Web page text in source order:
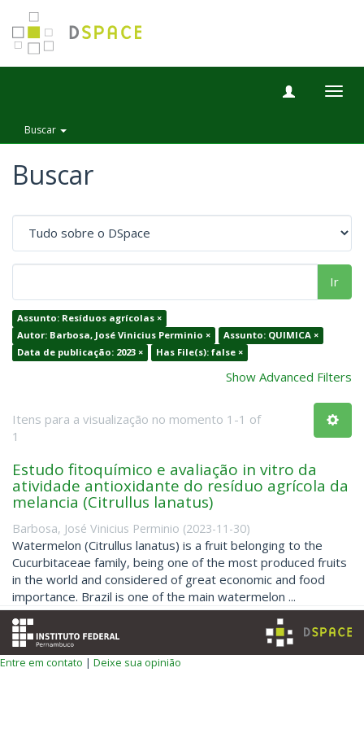
Buscar
Buscar
Ir
Assunto: Resíduos agrícolas ×
Autor: Barbosa, José Vinicius Perminio ×
Assunto: QUIMICA ×
Data de publicação: 2023 ×
Has File(s): false ×
Show Advanced Filters
Itens para a visualização no momento 1-1 of
1
Estudo fitoquímico e avaliação in vitro da
atividade antioxidante do resíduo agrícola da
melancia (Citrullus lanatus)
Barbosa, José Vinicius Perminio (2023-11-30)
Watermelon (Citrullus lanatus) is a fruit belonging to the
Cucurbitaceae family, being one of the most produced fruits
in the world and considered of great economic and food
importance. Brazil is one of the main watermelon ...
Entre em contato | Deixe sua opinião